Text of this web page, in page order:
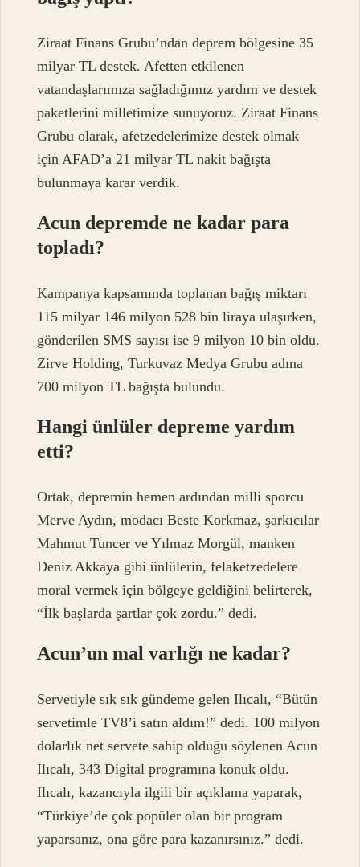
Ziraat Finans Grubu’ndan deprem bölgesine 35
milyar TL destek. Afetten etkilenen
vatandaşlarımıza sağladığımız yardım ve destek
paketlerini milletimize sunuyoruz. Ziraat Finans
Grubu olarak, afetzedelerimize destek olmak
için AFAD’a 21 milyar TL nakit bağışta
bulunmaya karar verdik.
Acun depremde ne kadar para
topladı?
Kampanya kapsamında toplanan bağış miktarı
115 milyar 146 milyon 528 bin liraya ulaşırken,
gönderilen SMS sayısı ise 9 milyon 10 bin oldu.
Zirve Holding, Turkuvaz Medya Grubu adına
700 milyon TL bağışta bulundu.
Hangi ünlüler depreme yardım
etti?
Ortak, depremin hemen ardından milli sporcu
Merve Aydın, modacı Beste Korkmaz, şarkıcılar
Mahmut Tuncer ve Yılmaz Morgül, manken
Deniz Akkaya gibi ünlülerin, felaketzedelere
moral vermek için bölgeye geldiğini belirterek,
“İlk başlarda şartlar çok zordu.” dedi.
Acun’un mal varlığı ne kadar?
Servetiyle sık sık gündeme gelen Ilıcalı, “Bütün
servetimle TV8’i satın aldım!” dedi. 100 milyon
dolarlık net servete sahip olduğu söylenen Acun
Ilıcalı, 343 Digital programına konuk oldu.
Ilıcalı, kazancıyla ilgili bir açıklama yaparak,
“Türkiye’de çok popüler olan bir program
yaparsanız, ona göre para kazanırsınız.” dedi.